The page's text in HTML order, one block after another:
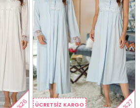
%26 ÜCRETSIZ KARGO %27